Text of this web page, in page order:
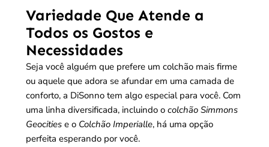
Variedade Que Atende a
Todos os Gostos e
Necessidades
Seja você alguém que prefere um colchão mais firme
ou aquele que adora se afundar em uma camada de
conforto, a DiSonno tem algo especial para você. Com
uma linha diversificada, incluindo ocolchão Simmons
Geocities e o Colchão Imperialle, há uma opção
perfeita esperando por você.